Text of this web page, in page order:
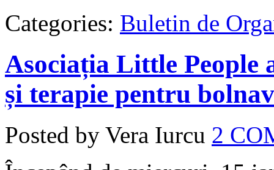
Categories: Buletin de
Asociația Little People
și terapie pentru
Posted by Vera Iurcu 2